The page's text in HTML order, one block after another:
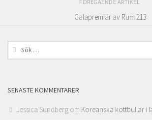
FÖREGÅENDE ARTIKEL
Galapremiär av Rum 213
Sök
efter:
SENASTE KOMMENTARER
Jessica Sundberg om Koreanska köttbullar i